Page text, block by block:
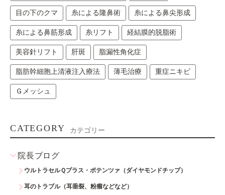
目の下のクマ 糸による隆鼻術 糸による鼻尖形成
糸による鼻筋形成 糸リフト 経結膜的脱脂術
美容針リフト 肝斑 脂漏性角化症
脂肪幹細胞上清液注入療法 薄毛治療 重症ニキビ
Ｇメッシュ
CATEGORY カテゴリー
院長ブログ
ウルトラセルＱプラス・ポテンツァ（ダイヤモンドチップ）
耳のトラブル（耳垂裂、粉瘤などなど）